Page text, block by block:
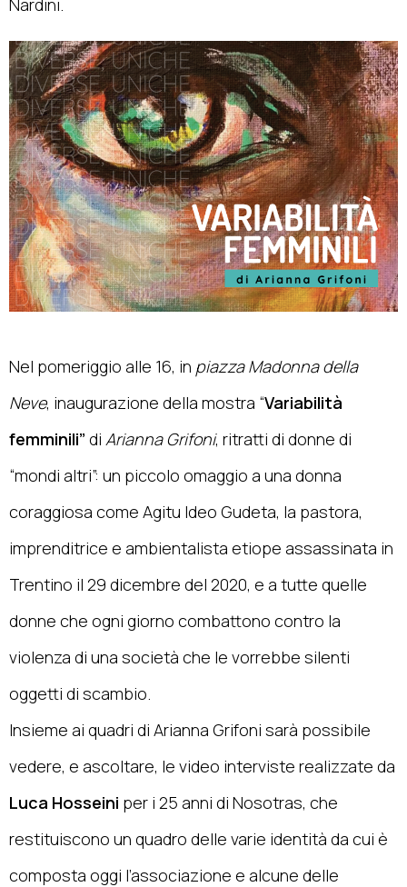
Nardini.
Nel pomeriggio alle 16, in piazza Madonna della
Neve, inaugurazione della mostra “Variabilità
femminili” di Arianna Grifoni, ritratti di donne di
“mondi altri”: un piccolo omaggio a una donna
coraggiosa come Agitu Ideo Gudeta, la pastora,
imprenditrice e ambientalista etiope assassinata in
Trentino il 29 dicembre del 2020, e a tutte quelle
donne che ogni giorno combattono contro la
violenza di una società che le vorrebbe silenti
oggetti di scambio.
Insieme ai quadri di Arianna Grifoni sarà possibile
vedere, e ascoltare, le video interviste realizzate da
Luca Hosseini per i 25 anni di Nosotras, che
restituiscono un quadro delle varie identità da cui è
composta oggi l’associazione e alcune delle